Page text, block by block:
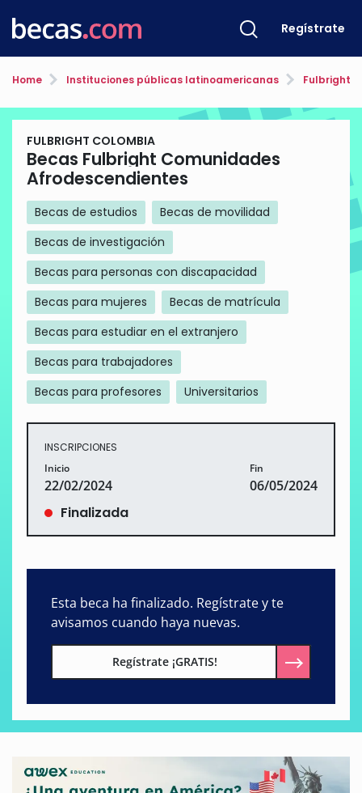
Regístrate
Home Instituciones públicas latinoamericanas Fulbright
FULBRIGHT COLOMBIA
Becas Fulbright Comunidades
Afrodescendientes
Becas de estudios
Becas de movilidad
Becas de investigación
Becas para personas con discapacidad
Becas para mujeres
Becas de matrícula
Becas para estudiar en el extranjero
Becas para trabajadores
Becas para profesores
Universitarios
INSCRIPCIONES
Inicio
22/02/2024
Fin
06/05/2024
Finalizada
Esta beca ha finalizado. Regístrate y te
avisamos cuando haya nuevas.
Regístrate ¡GRATIS!